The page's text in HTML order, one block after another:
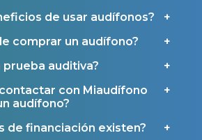
de usar audífonos?
comprar un audífono?
prueba auditiva?
con Miaudífono
audífono?
de financiación existen?
subvenciones en Asturias